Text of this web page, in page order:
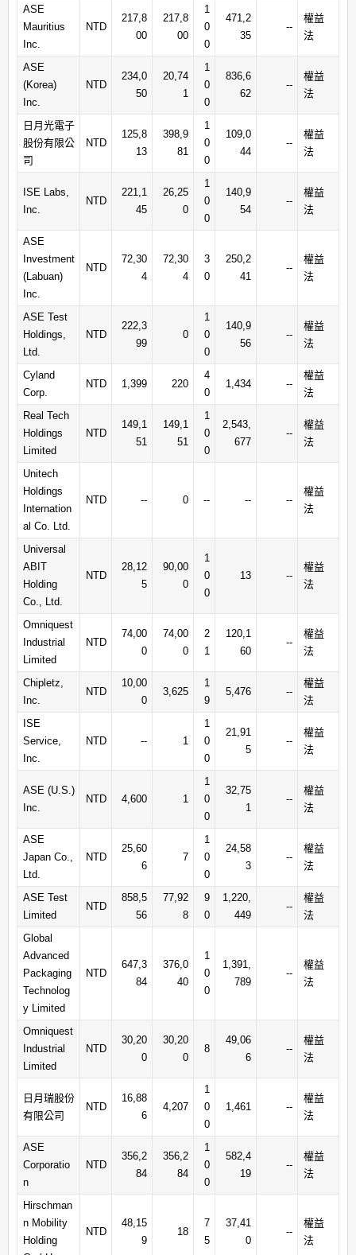
ASE
Mauritius
Inc.
NTD
217,8
00
217,8
00
1
0
0
471,2
35
--
權益
法
ASE
(Korea)
Inc.
NTD
234,0
50
20,74
1
1
0
0
836,6
62
--
權益
法
日月光電子
股份有限公
司
NTD
125,8
13
398,9
81
1
0
0
109,0
44
--
權益
法
ISE Labs,
Inc.
NTD
221,1
45
26,25
0
1
0
0
140,9
54
--
權益
法
ASE
Investment
(Labuan)
Inc.
NTD
72,30
4
72,30
4
3
0
250,2
41
--
權益
法
ASE Test
Holdings,
Ltd.
NTD
222,3
99
0
1
0
0
140,9
56
--
權益
法
Cyland
Corp.
NTD 1,399 220
4
0
1,434 --
權益
法
Real Tech
Holdings
Limited
NTD
149,1
51
149,1
51
1
0
0
2,543,
677
--
權益
法
Unitech
Holdings
Internation
al Co. Ltd.
NTD -- 0 -- -- --
權益
法
Universal
ABIT
Holding
Co., Ltd.
NTD
28,12
5
90,00
0
1
0
0
13 --
權益
法
Omniquest
Industrial
Limited
NTD
74,00
0
74,00
0
2
1
120,1
60
--
權益
法
Chipletz,
Inc.
NTD
10,00
0
3,625
1
9
5,476 --
權益
法
ISE
Service,
Inc.
NTD -- 1
1
0
0
21,91
5
--
權益
法
ASE (U.S.)
Inc.
NTD 4,600 1
1
0
0
32,75
1
--
權益
法
ASE
Japan Co.,
Ltd.
NTD
25,60
6
7
1
0
0
24,58
3
--
權益
法
ASE Test
Limited
NTD
858,5
56
77,92
8
9
0
1,220,
449
--
權益
法
Global
Advanced
Packaging
Technolog
y Limited
NTD
647,3
84
376,0
40
1
0
0
1,391,
789
--
權益
法
Omniquest
Industrial
Limited
NTD
30,20
0
30,20
0
8
49,06
6
--
權益
法
日月瑞股份
有限公司
NTD
16,88
6
4,207
1
0
0
1,461 --
權益
法
ASE
Corporatio
n
NTD
356,2
84
356,2
84
1
0
0
582,4
19
--
權益
法
Hirschman
n Mobility
Holding
NTD
48,15
9
18
7
5
37,41
0
--
權益
法